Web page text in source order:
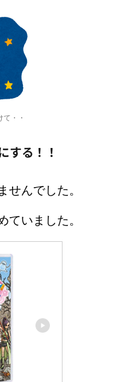
・・
する！！
せんでした。
ていました。